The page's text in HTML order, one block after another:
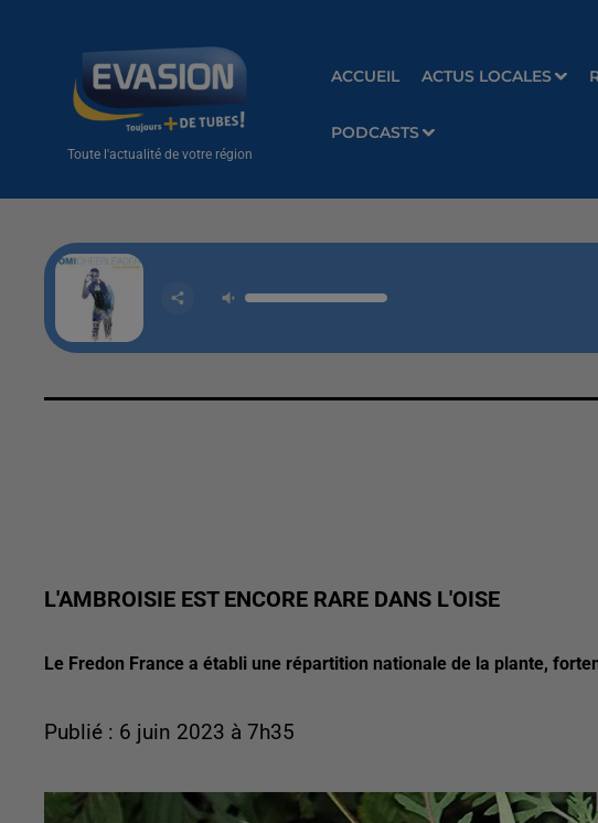
Toute l'actualité de votre région
ACCUEIL ACTUS LOCALES
PODCASTS
L'AMBROISIE EST ENCORE RARE DANS L'OISE
Le Fredon France a établi une répartition nationale de la plante,
Publié : 6 juin 2023 à 7h35